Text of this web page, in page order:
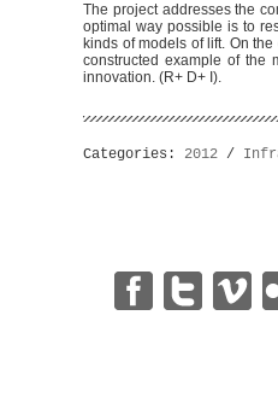
The project addresses the
optimal way possible is to
kinds of models of lift. On
constructed example of the
innovation. (R+ D+ I).
Categories: 2012 /
| | |